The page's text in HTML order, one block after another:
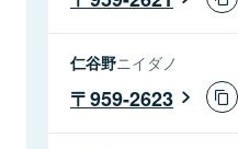
仁谷野ニイダノ
959-2623